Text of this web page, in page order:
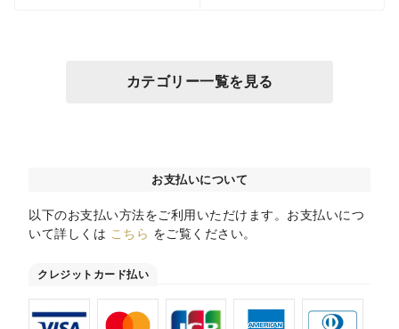
カテゴリー一覧を見る
お支払いについて
以下のお支払い方法をご利用いただけます。お支払いにつ
いて詳しくは こちら をご覧ください。
クレジットカード払い